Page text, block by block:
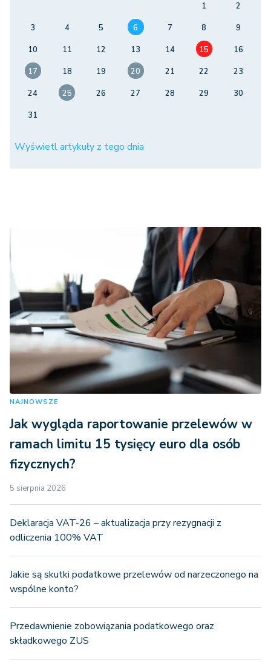
1
2
3
4 5 6 7 8
9
10
11 12 13 14 15
16
17
18 19 20 21 22
23
24
25 26 27 28 29
30
31
Wyświetl artykuły z tego dnia
NAJNOWSZE
Jak wygląda raportowanie przelewów w
ramach limitu 15 tysięcy euro dla osób
fizycznych?
5 sierpnia 2026
Deklaracja VAT-26 – aktualizacja przy rezygnacji z
odliczenia 100% VAT
Jakie są skutki podatkowe przelewów od narzeczonego na
wspólne konto?
Przedawnienie zobowiązania podatkowego oraz
składkowego ZUS